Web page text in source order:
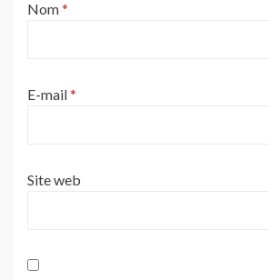
Nom*
E-mail*
Site web